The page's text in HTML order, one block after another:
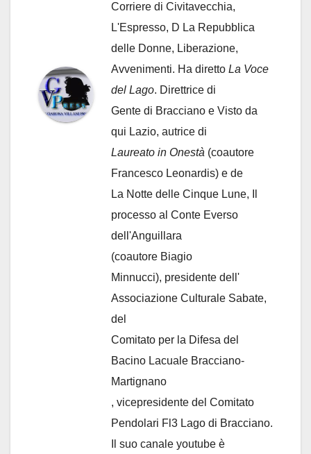
Corriere di Civitavecchia,
L'Espresso, D La Repubblica
delle Donne, Liberazione,
Avvenimenti. Ha diretto La Voce
del Lago. Direttrice di
Gente di Bracciano e Visto da
qui Lazio, autrice di
Laureato in Onestà (coautore
Francesco Leonardis) e de
La Notte delle Cinque Lune, Il
processo al Conte Everso
dell'Anguillara
(coautore Biagio
Minnucci), presidente dell'
Associazione Culturale Sabate,
del
Comitato per la Difesa del
Bacino Lacuale Bracciano-
Martignano
, vicepresidente del Comitato
Pendolari Fl3 Lago di Bracciano.
Il suo canale youtube è